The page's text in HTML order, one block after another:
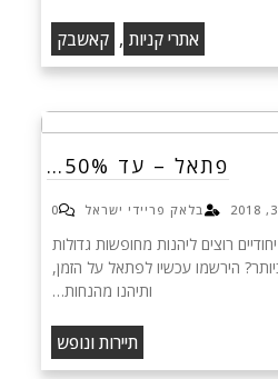
אתרי קניות , קאשבק
פתאל – עד 50%…
בלאק פריידי ישראל 0
רוצים ליהנות מחופשות גדולות
הירשמו עכשיו לפתאל על הזמן,
ותיהנו מהנחות…
תיירות ונופש